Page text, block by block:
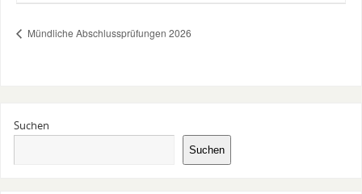
Mündliche Abschlussprüfungen 2026
Suchen
Suchen